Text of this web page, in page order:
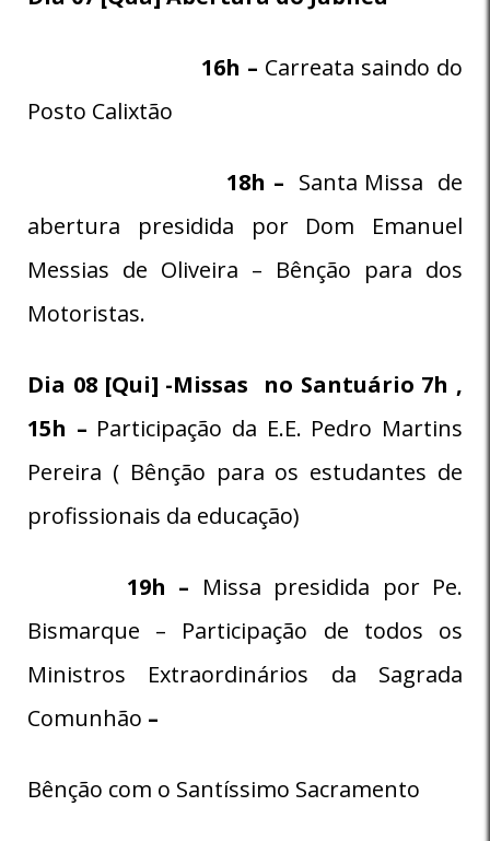
16h – Carreata saindo do
Posto Calixtão
18h – Santa Missa de
abertura presidida por Dom Emanuel
Messias de Oliveira – Bênção para dos
Motoristas.
Dia 08 [Qui] -Missas no Santuário 7h ,
15h – Participação da E.E. Pedro Martins
Pereira ( Bênção para os estudantes de
profissionais da educação)
19h – Missa presidida por Pe.
Bismarque – Participação de todos os
Ministros Extraordinários da Sagrada
Comunhão –
Bênção com o Santíssimo Sacramento